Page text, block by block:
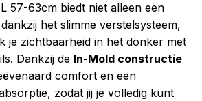
57-63cm biedt niet alleen een
het slimme verstelsysteem,
je zichtbaarheid in het donker met
Dankzij de In-Mold constructie
comfort en een
zodat jij je volledig kunt